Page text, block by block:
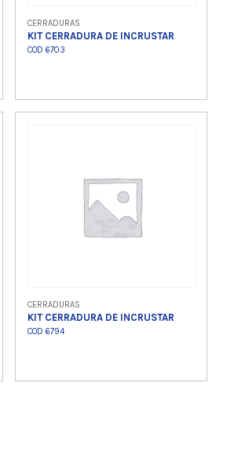
CERRADURAS
KIT CERRADURA DE INCRUSTAR
COD 6703
CERRADURAS
KIT CERRADURA DE INCRUSTAR
COD 6794